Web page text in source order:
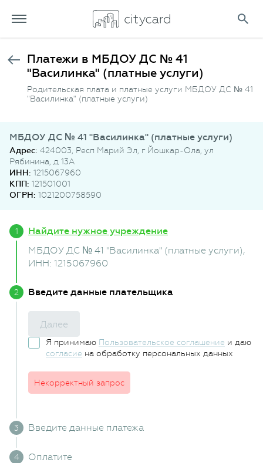
Платежи в МБДОУ ДС № 41
"Василинка" (платные услуги)
Родительская плата и платные услуги МБДОУ ДС № 41
"Василинка" (платные услуги)
МБДОУ ДС № 41 "Василинка" (платные услуги)
Адрес: 424003, Респ Марий Эл, г Йошкар-Ола, ул
Рябинина, д 13А
ИНН: 1215067960
КПП: 121501001
ОГРН: 1021200758590
Найдите нужное учреждение
МБДОУ ДС № 41 "Василинка" (платные услуги),
ИНН: 1215067960
Введите данные плательщика
Далее
Я принимаю Пользовательское соглашение и даю
согласие на обработку персональных данных
Некорректный запрос
Введите данные платежа
Оплатите